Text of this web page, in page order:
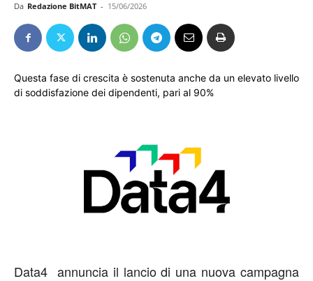
Da Redazione BitMAT - 15/06/2026
Questa fase di crescita è sostenuta anche da un elevato livello
di soddisfazione dei dipendenti, pari al 90%
Data4 annuncia il lancio di una nuova campagna